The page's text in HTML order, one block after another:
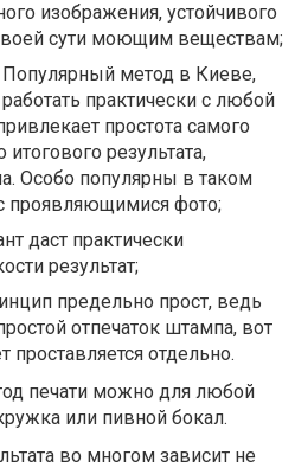
изображения, устойчивого
сути моющим веществам;
Популярный метод в Киеве,
практически с любой
простота самого
итогового результата,
Особо популярны в таком
проявляющимися фото;
даст практически
результат;
предельно прост, ведь
отпечаток штампа, вот
отдельно.
печати можно для любой
или пивной бокал.
во многом зависит не